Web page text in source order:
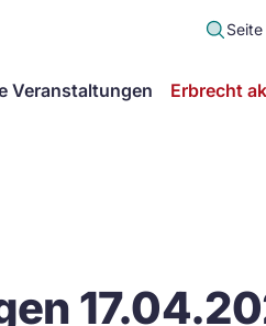
Veranstaltungen Erbrecht